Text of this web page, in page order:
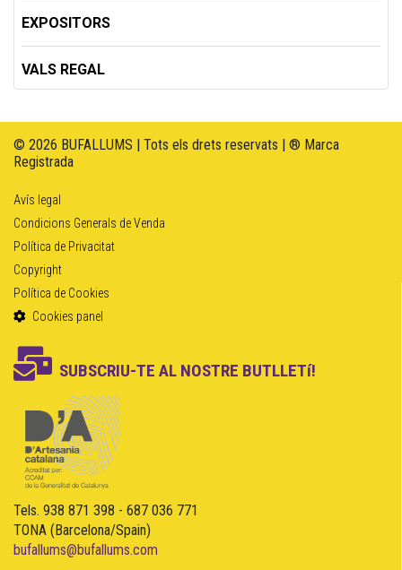
EXPOSITORS
VALS REGAL
© 2026 BUFALLUMS | Tots els drets reservats | ® Marca
Registrada
Avís legal
Condicions Generals de Venda
Política de Privacitat
Copyright
Política de Cookies
Cookies panel
SUBSCRIU-TE AL NOSTRE BUTLLETí!
Tels. 938 871 398 - 687 036 771
TONA (Barcelona/Spain)
bufallums@bufallums.com